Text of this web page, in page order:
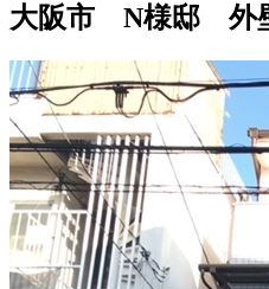
大阪市 N様邸 外